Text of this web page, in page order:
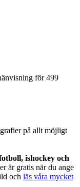
för 499
på allt möjligt
ishockey och
är gratis när du ange
och läs våra mycket